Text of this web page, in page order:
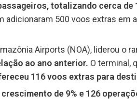
totalizando cerca de
adicionaram 500 voos extras em
Airports (NOA), liderou o
ao ano anterior. O terminal,
116 voos extras para
de 9% e 126